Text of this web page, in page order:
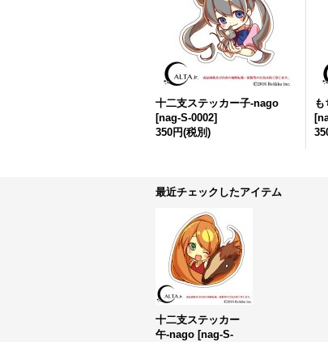
十二支ステッカー子-nago
[nag-S-0002]
350円(税別)
[
最近チェックしたアイテム
十二支ステッカー
午-nago [nag-S-